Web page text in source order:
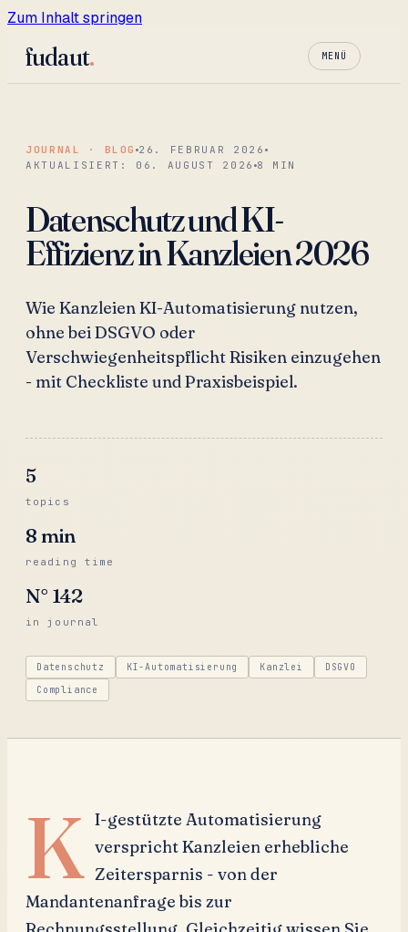
Zum Inhalt springen
fudaut. MENÜ
JOURNAL · BLOG 26. FEBRUAR 2026
AKTUALISIERT:
06. AUGUST 2026 8 MIN
Datenschutz und KI-
Effizienz in Kanzleien 2026
Wie Kanzleien KI-Automatisierung nutzen,
ohne bei DSGVO oder
Verschwiegenheitspflicht Risiken einzugehen
- mit Checkliste und Praxisbeispiel.
5
topics
8min
reading time
N° 142
in journal
Datenschutz KI-Automatisierung Kanzlei
DSGVO
Compliance
K I-gestützte Automatisierung
verspricht Kanzleien erhebliche
Zeitersparnis - von der
Mandantenanfrage bis zur